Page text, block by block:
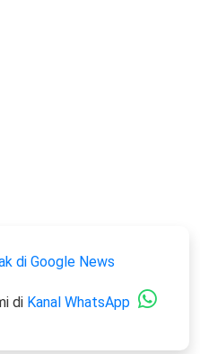
di Google News
di Kanal WhatsApp